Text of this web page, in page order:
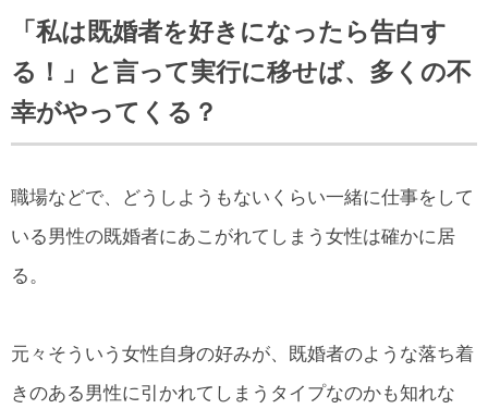
「私は既婚者を好きになったら告白す
る！」と言って実行に移せば、多くの不
幸がやってくる？
職場などで、どうしようもないくらい一緒に仕事をして
いる男性の既婚者にあこがれてしまう女性は確かに居
る。
元々そういう女性自身の好みが、既婚者のような落ち着
きのある男性に引かれてしまうタイプなのかも知れな